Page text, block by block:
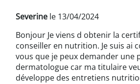
Severine le 13/04/2024
Bonjour Je viens d obtenir la
conseiller en nutrition. Je suis ai
vous que je peux demander une
dermatologue car ma titulaire
développe des entretiens